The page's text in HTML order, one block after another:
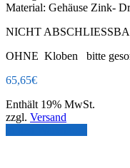
Material: Gehäuse Zink-
NICHT
OHNE Kloben bitte
65,65€
Enthält 19% MwSt.
zzgl. Versand